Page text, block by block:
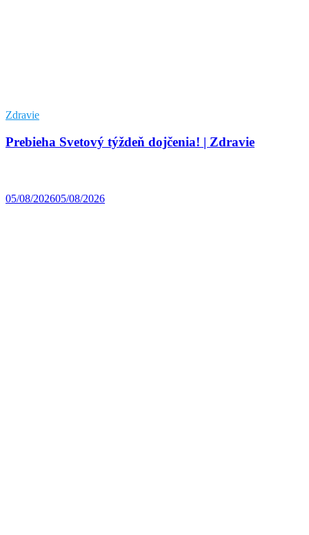
Zdravie
Prebieha Svetový týždeň dojčenia! | Zdravie
05/08/202605/08/2026